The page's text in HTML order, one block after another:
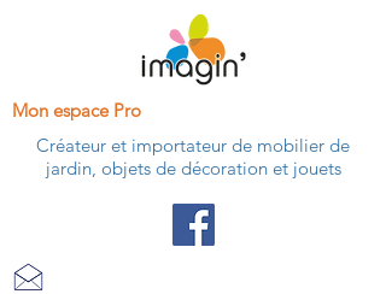
Mon espace Pro
Créateur et importateur de mobilier de
jardin, objets de décoration et jouets